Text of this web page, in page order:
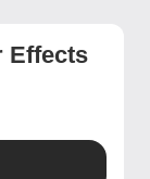
Effects